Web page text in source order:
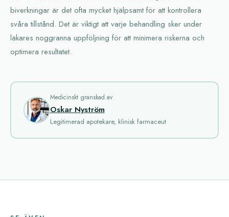
biverkningar är det ofta mycket hjälpsamt för att kontrollera
svåra tillstånd. Det är viktigt att varje behandling sker under
läkares noggranna uppföljning för att minimera riskerna och
optimera resultatet.
Medicinskt granskad av
Oskar Nyström
Legitimerad apotekare, klinisk farmaceut